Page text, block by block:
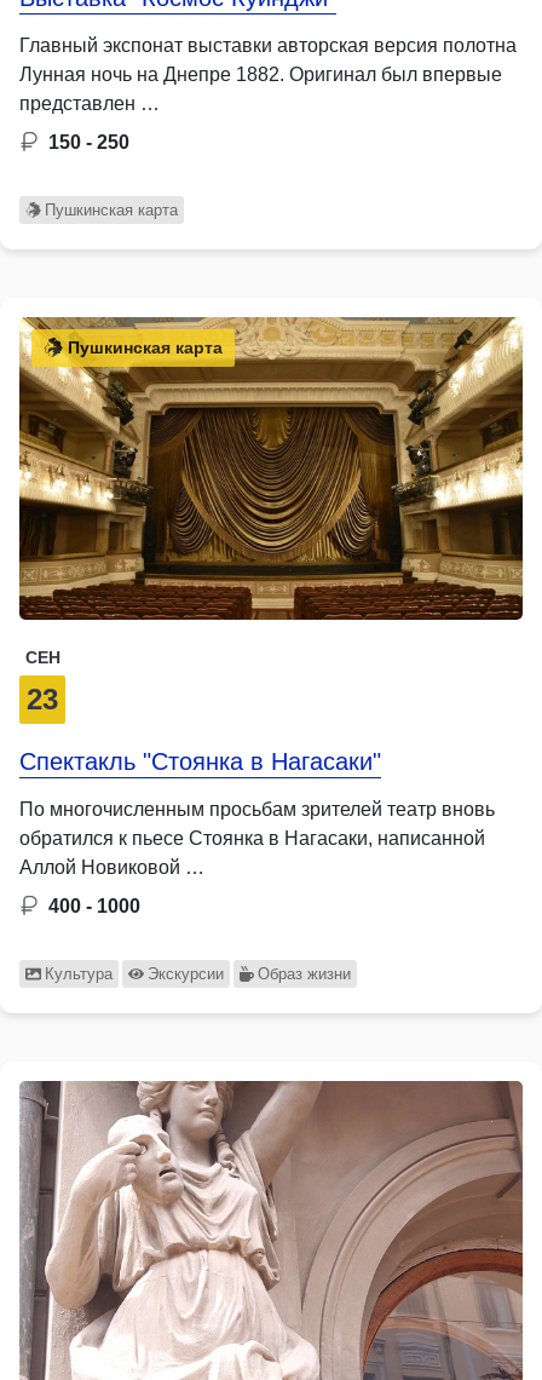
Главный экспонат выставки авторская версия полотна
Лунная ночь на Днепре 1882. Оригинал был впервые
представлен …
150 - 250
Пушкинская карта
Пушкинская карта
СЕН
23
Спектакль "Стоянка в Нагасаки"
По многочисленным просьбам зрителей театр вновь
обратился к пьесе Стоянка в Нагасаки, написанной
Аллой Новиковой …
400 - 1000
Культура Экскурсии Образ жизни